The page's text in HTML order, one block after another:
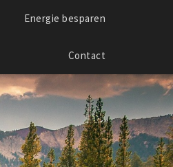
Energie besparen
Contact